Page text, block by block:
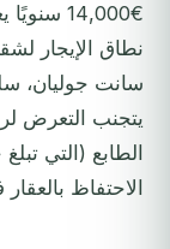
نطاق الإيجار
سانت جوليان،
يتجنب التعرض
الاحتفاظ